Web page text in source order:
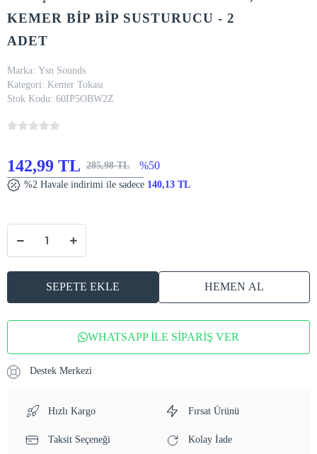
KEMER BİP BİP SUSTURUCU - 2
ADET
Marka: Ysn Sounds
Kategori: Kemer Tokası
Stok Kodu: 60IP5OBW2Z
142,99 TL 285,98 TL %50
%2 Havale indirimi ile sadece 140,13 TL
SEPETE EKLE HEMEN AL
WHATSAPP İLE SİPARİŞ VER
Destek Merkezi
Hızlı Kargo Fırsat Ürünü
Taksit Seçeneği Kolay İade